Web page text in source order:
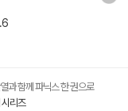
과 함께 파닉스 한 권으로
리즈